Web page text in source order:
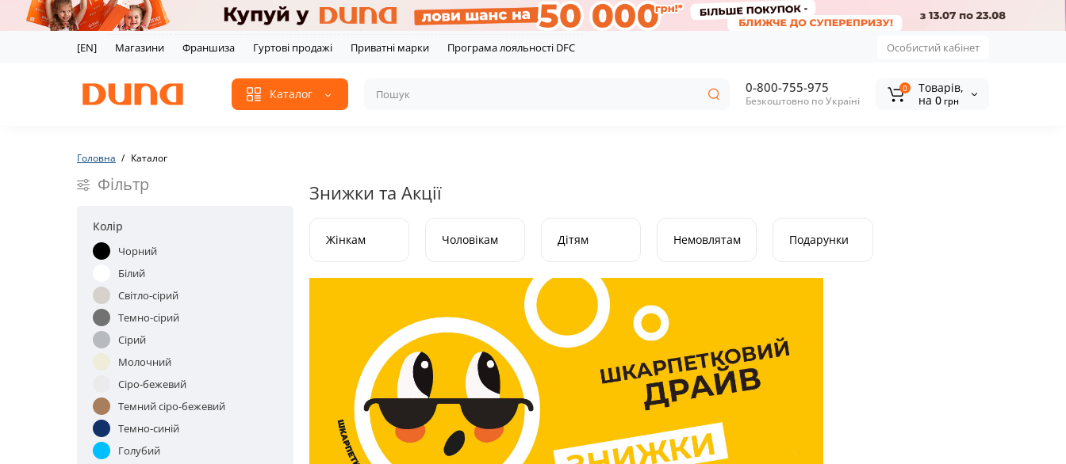
[EN] Магазини Франшиза Гуртові продажі Приватні марки Програма лояльності DFC Особистий кабінет
Каталог 0-800-755-975
Безкоштовно по Україні
0
Tоварів,
на 0 грн
Головна Каталог
Фільтр
Колір
Чорний
Білий
Світло-сірий
Темно-сірий
Сірий
Молочний
Сіро-бежевий
Темний сіро-бежевий
Темно-синій
Голубий
Знижки та Акції
Жінкам Чоловікам Дітям Немовлятам Подарунки